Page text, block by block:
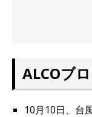
ALCOブ
10月10日、台